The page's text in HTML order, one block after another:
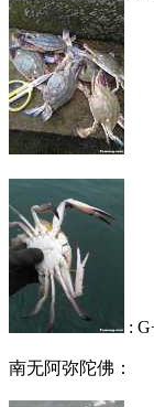
:
南无阿弥陀佛：